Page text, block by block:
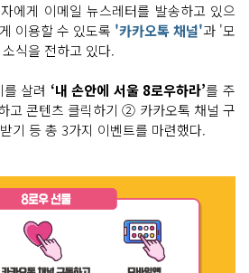
에게 이메일 뉴스레터를 발송하고 있으
이용할 수 있도록 '카카오톡 채널'과 '모
식을 전하고 있다.
살려 ‘내 손안에 서울 8로우하라’를 주
고 콘텐츠 클릭하기 ② 카카오톡 채널 구
기 등 총 3가지 이벤트를 마련했다.